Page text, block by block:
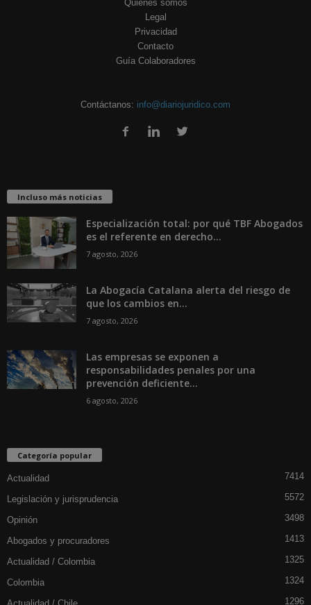
Quiénes somos
Legal
Privacidad
Contacto
Guía Colaboradores
Contáctanos: info@diariojuridico.com
Incluso más noticias
Especialización total: por qué TBF Abogados
es el referente en derecho...
7 agosto, 2026
La Abogacía Catalana alerta del riesgo de
que los cambios en...
7 agosto, 2026
Las empresas se exponen a
responsabilidades penales por una
prevención deficiente...
6 agosto, 2026
Categoría popular
Actualidad 7414
Legislación y jurisprudencia 5572
Opinión 3498
Abogados y procuradores 1413
Actualidad / Colombia 1325
Colombia 1324
1296